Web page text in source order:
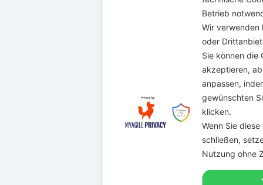
Betrieb
Wir verwenden
oder
Sie können die
akzeptieren,
anpassen,
gewünschten
klicken.
Wenn Sie
schließen,
Nutzung ohne